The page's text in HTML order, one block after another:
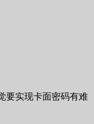
要实现卡面密码有难